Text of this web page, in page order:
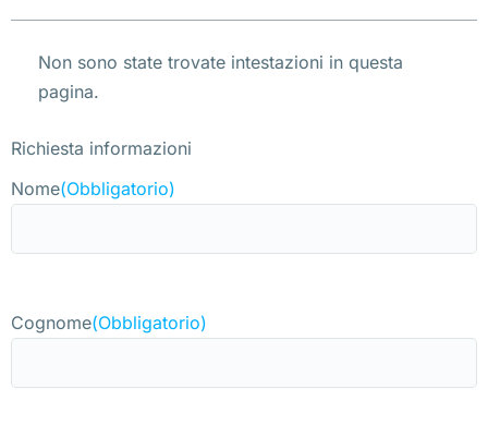
Non sono state trovate intestazioni in questa
pagina.
Richiesta informazioni
Nome(Obbligatorio)
Cognome(Obbligatorio)